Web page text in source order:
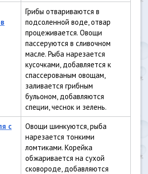
Грибы отвариваются в
подсоленной воде, отвар
процеживается. Овощи
пассеруются в сливочном
масле. Рыба нарезается
кусочками, добавляется к
спассерованым овощам,
заливается грибным
бульоном, добавляются
специи, чеснок и зелень.
с
Овощи шинкуются, рыба
нарезается тонкими
ломтиками. Корейка
обжаривается на сухой
сковороде, добавляются